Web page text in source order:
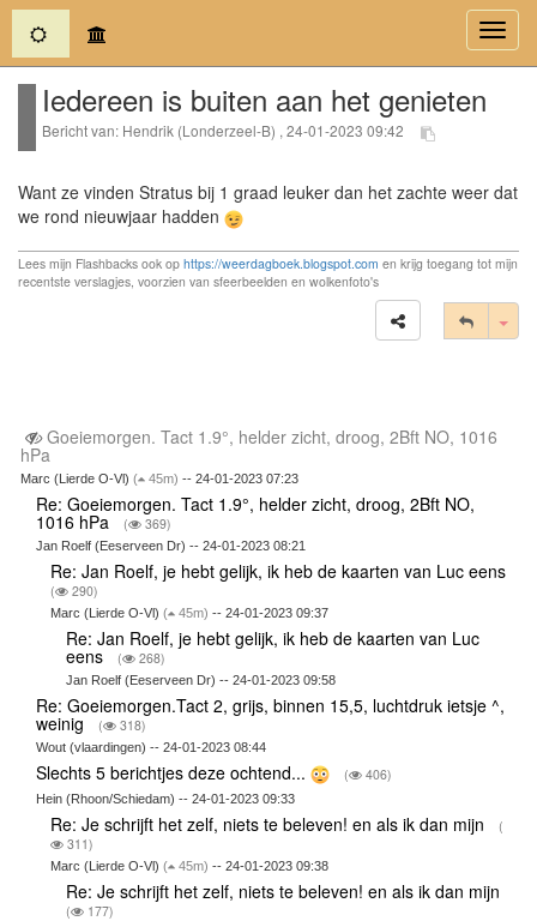
(current)
Iedereen is buiten aan het genieten
Bericht van: Hendrik (Londerzeel-B) , 24-01-2023 09:42
Want ze vinden Stratus bij 1 graad leuker dan het zachte weer dat
we rond nieuwjaar hadden
Lees mijn Flashbacks ook op https://weerdagboek.blogspot.com en krijg toegang tot mijn
recentste verslagjes, voorzien van sfeerbeelden en wolkenfoto's
Goeiemorgen. Tact 1.9°, helder zicht, droog, 2Bft NO, 1016
hPa
Marc (Lierde O-Vl) ( 45m) -- 24-01-2023 07:23
Re: Goeiemorgen. Tact 1.9°, helder zicht, droog, 2Bft NO,
1016 hPa ( 369)
Jan Roelf (Eeserveen Dr) -- 24-01-2023 08:21
Re: Jan Roelf, je hebt gelijk, ik heb de kaarten van Luc eens
( 290)
Marc (Lierde O-Vl)( 45m) -- 24-01-2023 09:37
Re: Jan Roelf, je hebt gelijk, ik heb de kaarten van Luc
eens ( 268)
Jan Roelf (Eeserveen Dr) -- 24-01-2023 09:58
Re: Goeiemorgen.Tact 2, grijs, binnen 15,5, luchtdruk ietsje ^,
weinig ( 318)
Wout (vlaardingen) -- 24-01-2023 08:44
Slechts 5 berichtjes deze ochtend... ( 406)
Hein (Rhoon/Schiedam) -- 24-01-2023 09:33
Re: Je schrijft het zelf, niets te beleven! en als ik dan mijn
(
311)
Marc (Lierde O-Vl)( 45m) -- 24-01-2023 09:38
Re: Je schrijft het zelf, niets te beleven! en als ik dan mijn
( 177)